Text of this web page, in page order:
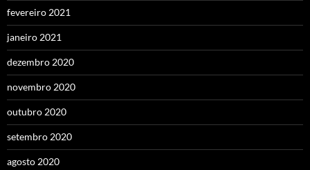
fevereiro 2021
janeiro 2021
dezembro 2020
novembro 2020
outubro 2020
setembro 2020
agosto 2020